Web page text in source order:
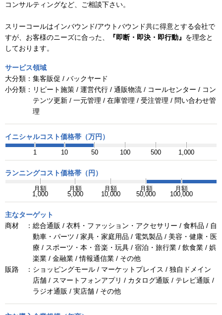
コンサルティングなど、ご相談下さい。
スリーコールはインバウンド/アウトバウンド共に得意とする会社で
すが、お客様のニーズに合った、
『即断・即決・即行動』 を理念と
しております。
サービス領域
大分類： 集客販促 / バックヤード
小分類： リピート施策 / 運営代行 / 通販物流 / コールセンター / コン
テンツ更新 / 一元管理 / 在庫管理 / 受注管理 / 問い合わせ管
理
イニシャルコスト価格帯（万円）
1 10 50 100 500 1,000
ランニングコスト価格帯（円）
月額 月額 月額 月額 月額
1,000 5,000 10,000 50,000 100,000
主なターゲット
商材 ： 総合通販 / 衣料・ファッション・アクセサリー / 食料品 / 自
動車・パーツ / 家具・家庭用品 / 電気製品 / 美容・健康・医
療 / スポーツ・本・音楽・玩具 / 宿泊・旅行業 / 飲食業 / 娯
楽業 / 金融業 / 情報通信業 / その他
販路 ： ショッピングモール / マーケットプレイス / 独自ドメイン
店舗 / スマートフォンアプリ / カタログ通販 / テレビ通販 /
ラジオ通販 / 実店舗 / その他